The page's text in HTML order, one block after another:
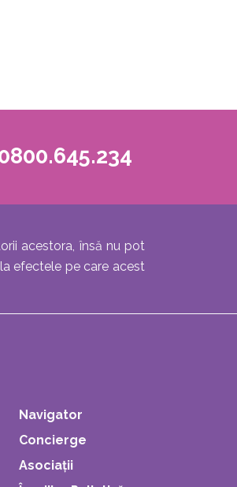
acestora, însă nu pot
efectele pe care acest
Navigator
Concierge
Asociații